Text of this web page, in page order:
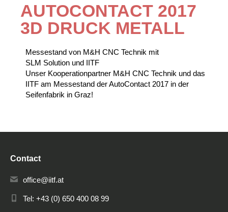
AUTOCONTACT 2017
3D DRUCK METALL
Messestand von M&H CNC Technik mit
SLM Solution und IITF
Unser Kooperationpartner M&H CNC Technik und das
IITF am Messestand der AutoContact 2017 in der
Seifenfabrik in Graz!
Contact
office@iitf.at
Tel: +43 (0) 650 400 08 99